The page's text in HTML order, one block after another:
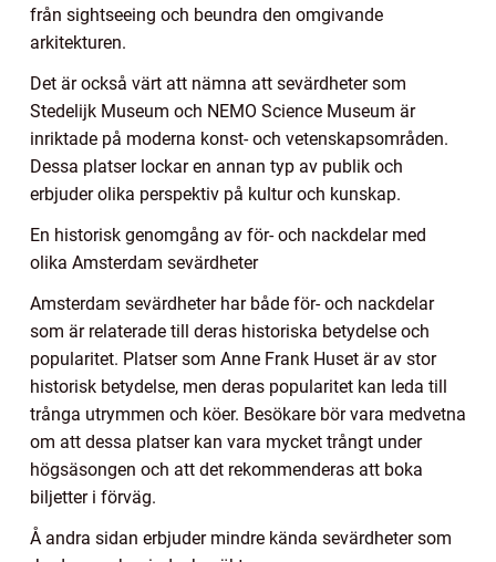
från sightseeing och beundra den omgivande
arkitekturen.
Det är också värt att nämna att sevärdheter som
Stedelijk Museum och NEMO Science Museum är
inriktade på moderna konst- och vetenskapsområden.
Dessa platser lockar en annan typ av publik och
erbjuder olika perspektiv på kultur och kunskap.
En historisk genomgång av för- och nackdelar med
olika Amsterdam sevärdheter
Amsterdam sevärdheter har både för- och nackdelar
som är relaterade till deras historiska betydelse och
popularitet. Platser som Anne Frank Huset är av stor
historisk betydelse, men deras popularitet kan leda till
trånga utrymmen och köer. Besökare bör vara medvetna
om att dessa platser kan vara mycket trångt under
högsäsongen och att det rekommenderas att boka
biljetter i förväg.
Å andra sidan erbjuder mindre kända sevärdheter som